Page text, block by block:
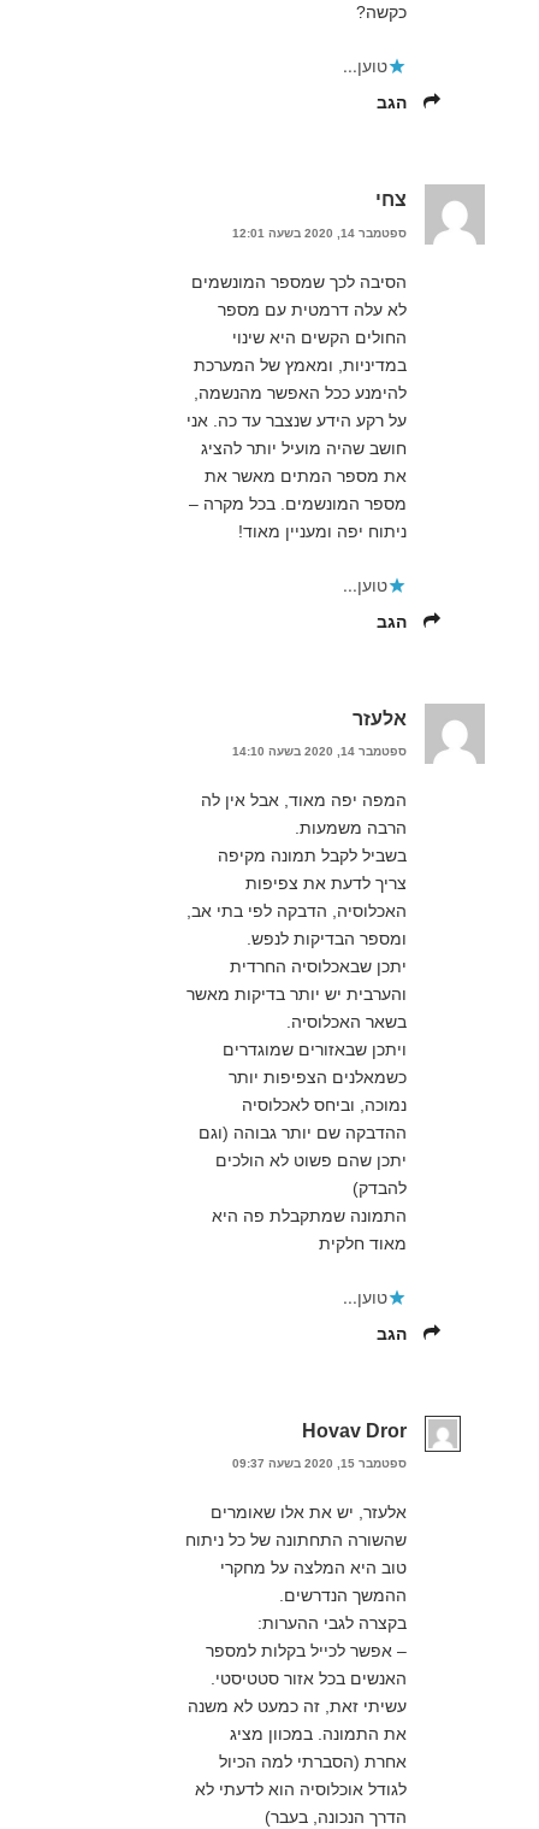
כקשה?
טוען...
הגב
צחי
ספטמבר 14, 2020 בשעה 12:01
הסיבה לכך שמספר המונשמים
לא עלה דרמטית עם מספר
החולים הקשים היא שינוי
במדיניות, ומאמץ של המערכת
להימנע ככל האפשר מהנשמה,
על רקע הידע שנצבר עד כה. אני
חושב שהיה מועיל יותר להציג
את מספר המתים מאשר את
מספר המונשמים. בכל מקרה –
ניתוח יפה ומעניין מאוד!
טוען...
הגב
אלעזר
ספטמבר 14, 2020 בשעה 14:10
המפה יפה מאוד, אבל אין לה
הרבה משמעות.
בשביל לקבל תמונה מקיפה
צריך לדעת את צפיפות
האכלוסיה, הדבקה לפי בתי אב,
ומספר הבדיקות לנפש.
יתכן שבאכלוסיה החרדית
והערבית יש יותר בדיקות מאשר
בשאר האכלוסיה.
ויתכן שבאזורים שמוגדרים
כשמאלנים הצפיפות יותר
נמוכה, וביחס לאכלוסיה
ההדבקה שם יותר גבוהה (וגם
יתכן שהם פשוט לא הולכים
להבדק)
התמונה שמתקבלת פה היא
מאוד חלקית
טוען...
הגב
Hovav Dror
ספטמבר 15, 2020 בשעה 09:37
אלעזר, יש את אלו שאומרים
שהשורה התחתונה של כל ניתוח
טוב היא המלצה על מחקרי
ההמשך הנדרשים.
בקצרה לגבי ההערות:
– אפשר לכייל בקלות למספר
האנשים בכל אזור סטטיסטי.
עשיתי זאת, זה כמעט לא משנה
את התמונה. במכוון מציג
אחרת (הסברתי למה הכיול
לגודל אוכלוסיה הוא לדעתי לא
הדרך הנכונה, בעבר)